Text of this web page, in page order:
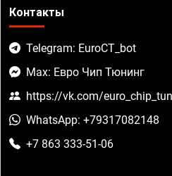
Контакты
Telegram: EuroCT_bot
Max: Евро Чип Тюнинг
https://vk.com/
WhatsApp: +79317082148
+7 863 333-51-06